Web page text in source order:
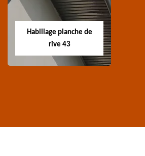
Spécialiste en
traitement de
Loire
Habillage planche de
rive 43
de rive 43